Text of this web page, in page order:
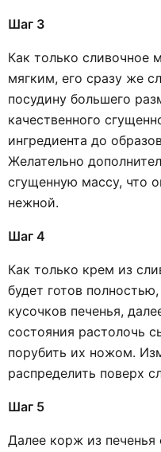
Шаг 3
Как только сливочное
мягким, его сразу же
посудину большего
качественного
ингредиента до
Желательно
сгущенную массу, что
нежной.
Шаг 4
Как только крем из
будет готов
кусочков печенья,
состояния растолочь
порубить их ножом.
распределить поверх
Шаг 5
Далее корж из печенья